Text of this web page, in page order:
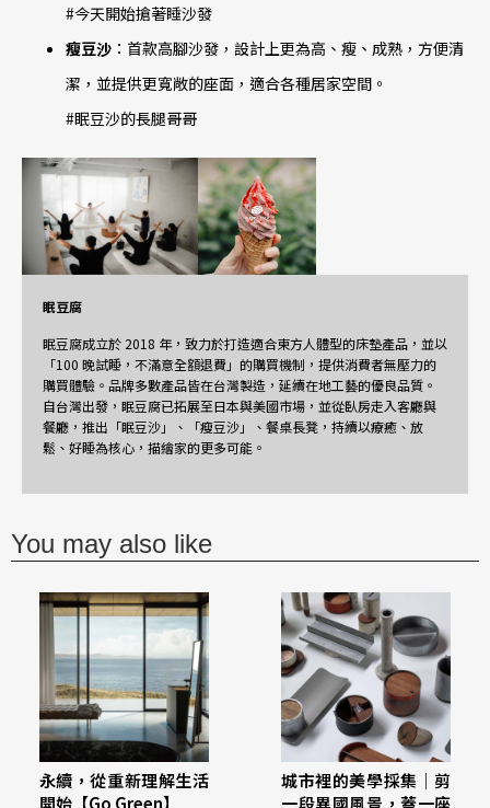
#今天開始搶著睡沙發
瘦豆沙 ：首款高腳沙發，設計上更為高、瘦、成熟，方便清
潔，並提供更寬敞的座面，適合各種居家空間。
#眠豆沙的長腿哥哥
眠豆腐
眠豆腐成立於 2018 年，致力於打造適合東方人體型的床墊產品，並以
「100 晚試睡，不滿意全額退費」的購買機制，提供消費者無壓力的
購買體驗。品牌多數產品皆在台灣製造，延續在地工藝的優良品質。
自台灣出發，眠豆腐已拓展至日本與美國市場，並從臥房走入客廳與
餐廳，推出「眠豆沙」、「瘦豆沙」、餐桌長凳，持續以療癒、放
鬆、好睡為核心，描繪家的更多可能。
You may also like
永續，從重新理解生活
開始【Go Green】
城市裡的美學採集｜剪
一段異國風景，蓋一座